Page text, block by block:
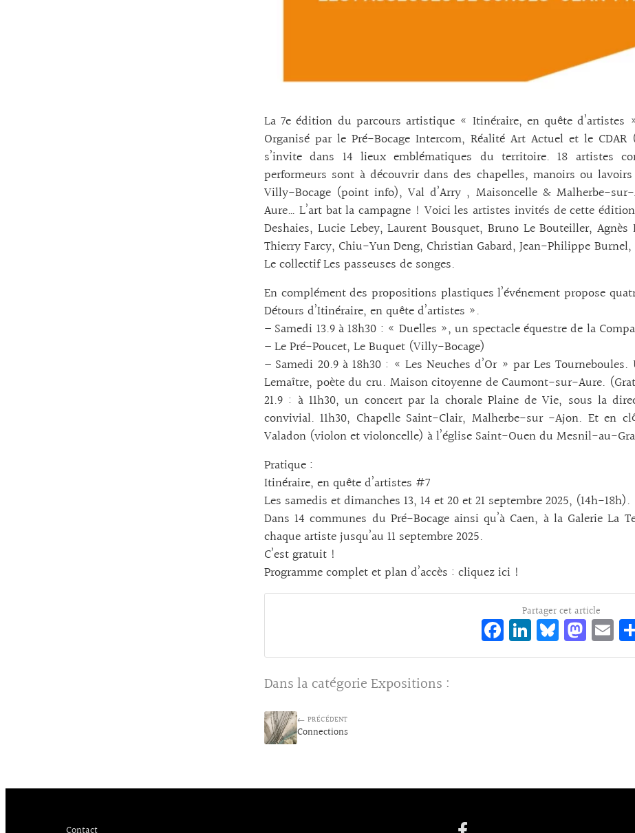
La 7e édition du parcours artistique « Itinéraire, en quête d’artistes
Organisé par le Pré-Bocage Intercom, Réalité Art Actuel et le
s’invite dans 14 lieux emblématiques du territoire. 18 artistes
performeurs sont à découvrir dans des chapelles, manoirs ou
Villy-Bocage (point info), Val d’Arry , Maisoncelle & Malherbe-
Aure… L’art bat la campagne ! Voici les artistes invités de cette
Deshaies, Lucie Lebey, Laurent Bousquet, Bruno Le Bouteiller,
Thierry Farcy, Chiu-Yun Deng, Christian Gabard, Jean-Philippe
Le collectif Les passeuses de songes.
En complément des propositions plastiques l’événement propose
Détours d’Itinéraire, en quête d’artistes ».
– Samedi 13.9 à 18h30 : « Duelles », un spectacle équestre de la
– Le Pré-Poucet, Le Buquet (Villy-Bocage)
– Samedi 20.9 à 18h30 : « Les Neuches d’Or » par Les
Lemaître, poète du cru. Maison citoyenne de Caumont-sur-Aure.
21.9 : à 11h30, un concert par la chorale Plaine de Vie, sous la
convivial. 11h30, Chapelle Saint-Clair, Malherbe-sur -Ajon. Et en
Valadon (violon et violoncelle) à l’église Saint-Ouen du Mesnil-au-
Pratique :
Itinéraire, en quête d’artistes #7
Les samedis et dimanches 13, 14 et 20 et 21 septembre 2025, (14h-18h).
Dans 14 communes du Pré-Bocage ainsi qu’à Caen, à la Galerie
chaque artiste jusqu’au 11 septembre 2025.
C’est gratuit !
Programme complet et plan d’accès : cliquez ici !
Partager cet article
Fa
ce
Li
n
Bl
ue
M
as
E
m
Dans la catégorieExpositions :
← PRÉCÉDENT
Connections